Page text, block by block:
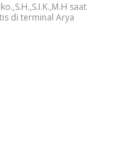
saat
di terminal Arya